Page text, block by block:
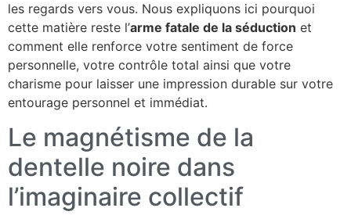
les regards vers vous. Nous expliquons ici pourquoi
cette matière reste l’arme fatale de la séduction et
comment elle renforce votre sentiment de force
personnelle, votre contrôle total ainsi que votre
charisme pour laisser une impression durable sur votre
entourage personnel et immédiat.
Le magnétisme de la
dentelle noire dans
l’imaginaire collectif